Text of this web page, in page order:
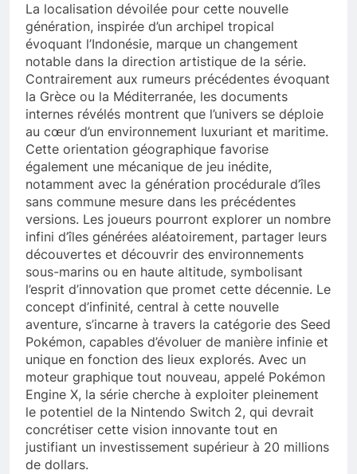
La localisation dévoilée pour cette nouvelle
génération, inspirée d’un archipel tropical
évoquant l’Indonésie, marque un changement
notable dans la direction artistique de la série.
Contrairement aux rumeurs précédentes évoquant
la Grèce ou la Méditerranée, les documents
internes révélés montrent que l’univers se déploie
au cœur d’un environnement luxuriant et maritime.
Cette orientation géographique favorise
également une mécanique de jeu inédite,
notamment avec la génération procédurale d’îles
sans commune mesure dans les précédentes
versions. Les joueurs pourront explorer un nombre
infini d’îles générées aléatoirement, partager leurs
découvertes et découvrir des environnements
sous-marins ou en haute altitude, symbolisant
l’esprit d’innovation que promet cette décennie. Le
concept d’infinité, central à cette nouvelle
aventure, s’incarne à travers la catégorie des Seed
Pokémon, capables d’évoluer de manière infinie et
unique en fonction des lieux explorés. Avec un
moteur graphique tout nouveau, appelé Pokémon
Engine X, la série cherche à exploiter pleinement
le potentiel de la Nintendo Switch 2, qui devrait
concrétiser cette vision innovante tout en
justifiant un investissement supérieur à 20 millions
de dollars.